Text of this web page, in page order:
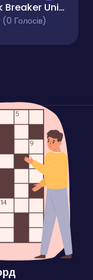
Brick Breaker Unicorn
Голосів)